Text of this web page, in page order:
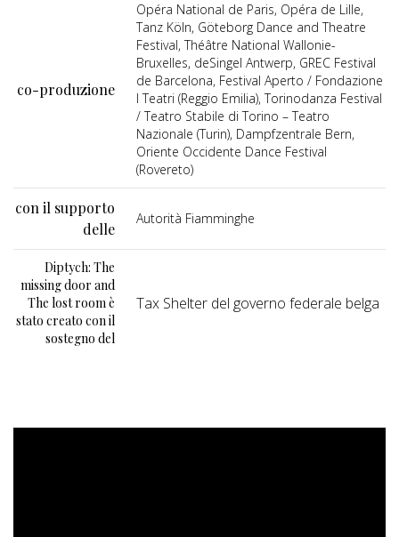
co-produzione
Opéra National de Paris, Opéra de Lille,
Tanz Köln, Göteborg Dance and Theatre
Festival, Théâtre National Wallonie-
Bruxelles, deSingel Antwerp, GREC Festival
de Barcelona, Festival Aperto / Fondazione
I Teatri (Reggio Emilia), Torinodanza Festival
/ Teatro Stabile di Torino – Teatro
Nazionale (Turin), Dampfzentrale Bern,
Oriente Occidente Dance Festival
(Rovereto)
con il supporto
delle
Autorità Fiamminghe
Diptych: The
missing door and
The lost room è
stato creato con il
sostegno del
Tax Shelter del governo federale belga